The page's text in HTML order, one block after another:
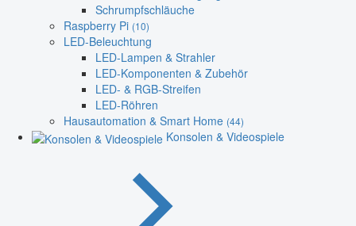
Schrumpfschläuche
Raspberry Pi (10)
LED-Beleuchtung
LED-Lampen & Strahler
LED-Komponenten & Zubehör
LED- & RGB-Streifen
LED-Röhren
Hausautomation & Smart Home (44)
Konsolen & Videospiele